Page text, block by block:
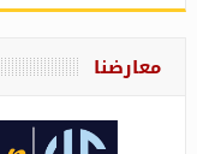
معارضنا